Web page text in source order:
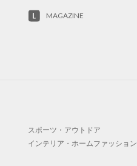
MAGAZINE
スポーツ・アウトドア
インテリア・ホームファッション